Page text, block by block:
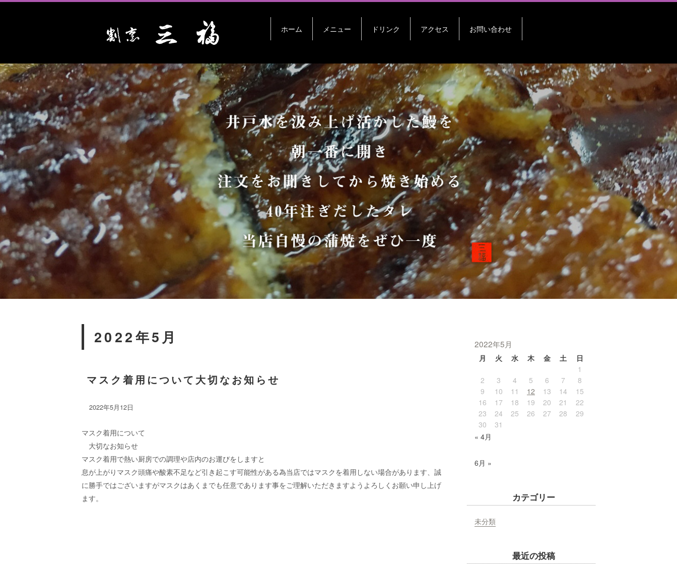
ホーム メニュー ドリンク アクセス お問い合わせ
2022年5月
マスク着用について大切なお知らせ
2022年5月12日
マスク着用について
大切なお知らせ
マスク着用で熱い厨房での調理や店内のお運びをしますと
息が上がりマスク頭痛や酸素不足など引き起こす可能性がある為当店ではマスクを着用しない場合があります、誠
に勝手ではございますがマスクはあくまでも任意であります事をご理解いただきますようよろしくお願い申し上げ
ます。
2022年5月
月 火 水 木 金 土
日
1
2
3 4 5 6 7
8
9
10 11 12 13 14
15
16
17 18 19 20 21
22
23
24 25 26 27 28
29
30
31
« 4月
6月 »
カテゴリー
未分類
最近の投稿